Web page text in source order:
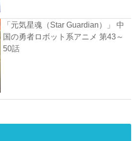
「元気星魂（Star Guardian）」 中
国の勇者ロボット系アニメ 第43～
50話